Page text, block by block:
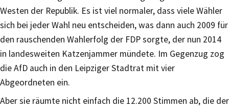
Westen der Republik. Es ist viel normaler, dass viele Wähler
sich bei jeder Wahl neu entscheiden, was dann auch 2009 für
den rauschenden Wahlerfolg der FDP sorgte, der nun 2014
in landesweiten Katzenjammer mündete. Im Gegenzug zog
die AfD auch in den Leipziger Stadtrat mit vier
Abgeordneten ein.
Aber sie räumte nicht einfach die 12.200 Stimmen ab, die der